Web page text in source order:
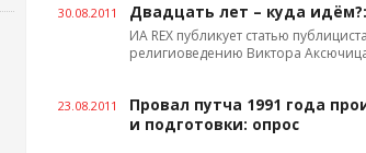
30.08.2011 Двадцать лет – куда
ИА REX публикует статью
религиоведению Виктора
23.08.2011
Провал путча 1991 года
и подготовки: опрос